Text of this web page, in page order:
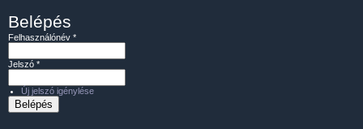
Belépés
Felhasználónév *
Jelszó *
Új jelszó igénylése